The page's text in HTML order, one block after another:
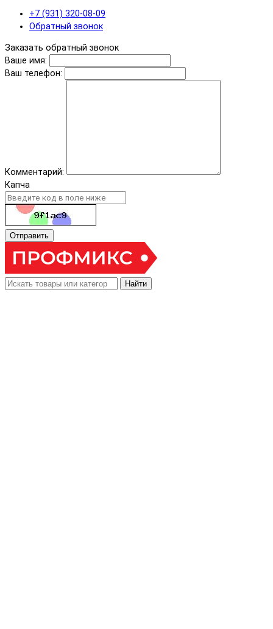
+7 (931) 320-08-09
Обратный звонок
Заказать обратный звонок
Ваше имя:
Ваш телефон:
Комментарий:
Капча
Отправить
Найти